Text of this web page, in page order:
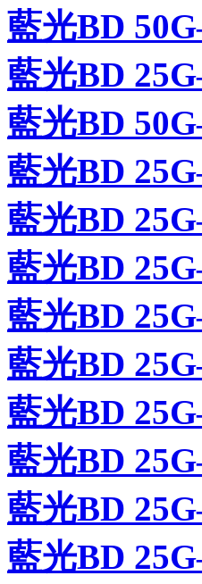
藍光BD
藍光BD
藍光BD
藍光BD
藍光BD
藍光BD
藍光BD
藍光BD
藍光BD
藍光BD
藍光BD
藍光BD